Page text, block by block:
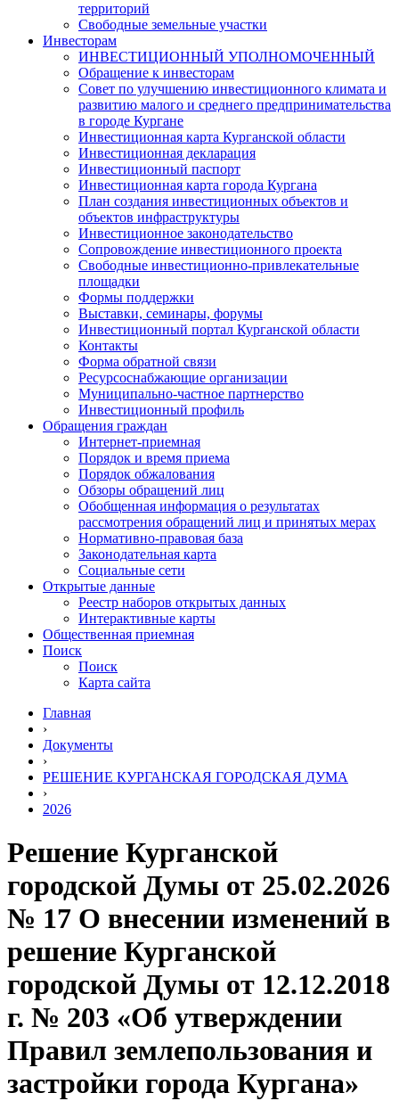
территорий
Свободные земельные участки
Инвесторам
ИНВЕСТИЦИОННЫЙ УПОЛНОМОЧЕННЫЙ
Обращение к инвесторам
Совет по улучшению инвестиционного климата и
развитию малого и среднего предпринимательства
в городе Кургане
Инвестиционная карта Курганской области
Инвестиционная декларация
Инвестиционный паспорт
Инвестиционная карта города Кургана
План создания инвестиционных объектов и
объектов инфраструктуры
Инвестиционное законодательство
Сопровождение инвестиционного проекта
Свободные инвестиционно-привлекательные
площадки
Формы поддержки
Выставки, семинары, форумы
Инвестиционный портал Курганской области
Контакты
Форма обратной связи
Ресурсоснабжающие организации
Муниципально-частное партнерство
Инвестиционный профиль
Обращения граждан
Интернет-приемная
Порядок и время приема
Порядок обжалования
Обзоры обращений лиц
Обобщенная информация о результатах
рассмотрения обращений лиц и принятых мерах
Нормативно-правовая база
Законодательная карта
Социальные сети
Открытые данные
Реестр наборов открытых данных
Интерактивные карты
Общественная приемная
Поиск
Поиск
Карта сайта
Главная
›
Документы
›
РЕШЕНИЕ КУРГАНСКАЯ ГОРОДСКАЯ ДУМА
›
2026
Решение Курганской
городской Думы от 25.02.2026
№ 17 О внесении изменений в
решение Курганской
городской Думы от 12.12.2018
г. № 203 «Об утверждении
Правил землепользования и
застройки города Кургана»